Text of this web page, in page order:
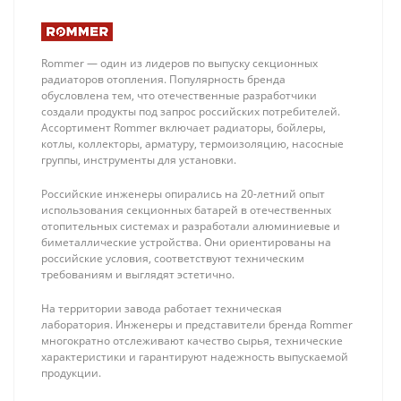
Rommer
теплого пола 3
мм / длина 25
м, ширина 1.2
м (по 30 м2)
80 ₽
группа 06 вых. с
"маевским" и
сливом из нерж.
стали (с
расходомерами)
7 520 ₽
Rommer — один из лидеров по выпуску секционных
радиаторов отопления. Популярность бренда
обусловлена тем, что отечественные разработчики
создали продукты под запрос российских потребителей.
Ассортимент Rommer включает радиаторы, бойлеры,
котлы, коллекторы, арматуру, термоизоляцию, насосные
группы, инструменты для установки.
Российские инженеры опирались на 20-летний опыт
использования секционных батарей в отечественных
отопительных системах и разработали алюминиевые и
биметаллические устройства. Они ориентированы на
российские условия, соответствуют техническим
требованиям и выглядят эстетично.
На территории завода работает техническая
лаборатория. Инженеры и представители бренда Rommer
многократно отслеживают качество сырья, технические
характеристики и гарантируют надежность выпускаемой
продукции.